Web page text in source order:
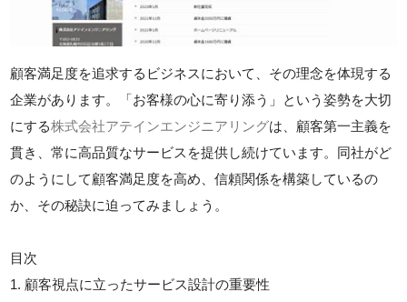
顧客満足度を追求するビジネスにおいて、その理念を体現する
企業があります。「お客様の心に寄り添う」という姿勢を大切
にする株式会社アテインエンジニアリングは、顧客第一主義を
貫き、常に高品質なサービスを提供し続けています。同社がど
のようにして顧客満足度を高め、信頼関係を構築しているの
か、その秘訣に迫ってみましょう。
目次
1. 顧客視点に立ったサービス設計の重要性